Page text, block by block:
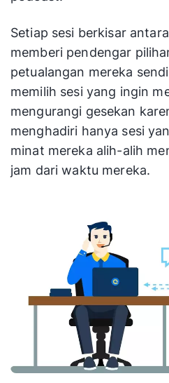
Setiap sesi berkisar
memberi pendengar
petualangan mereka
memilih sesi yang ingin
mengurangi gesekan
menghadiri hanya sesi
minat mereka alih-alih
jam dari waktu mereka.